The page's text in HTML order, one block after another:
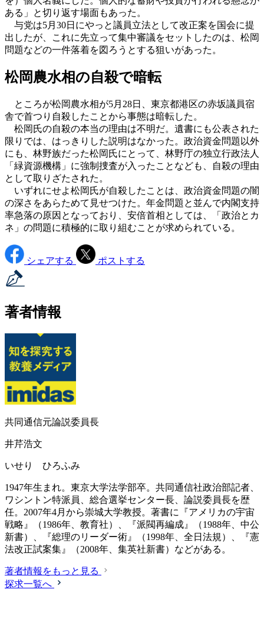
ある」と切り返す場面もあった。
与党は5月30日にやっと議員立法として改正案を国会に提
出したが、これに先立って集中審議をセットしたのは、松岡
問題などの一件落着を図ろうとする狙いがあった。
松岡農水相の自殺で暗転
ところが松岡農水相が5月28日、東京都港区の赤坂議員宿
舎で首つり自殺したことから事態は暗転した。
松岡氏の自殺の本当の理由は不明だ。遺書にも公表された
限りでは、はっきりした説明はなかった。政治資金問題以外
にも、林野族だった松岡氏にとって、林野庁の独立行政法人
「緑資源機構」に強制捜査が入ったことなども、自殺の理由
として取りざたされた。
いずれにせよ松岡氏が自殺したことは、政治資金問題の闇
の深さをあらためて見せつけた。年金問題と並んで内閣支持
率急落の原因となっており、安倍首相としては、「政治とカ
ネ」の問題に積極的に取り組むことが求められている。
シェアする ポストする
著者情報
共同通信元論説委員長
井芹浩文
いせり ひろふみ
1947年生まれ。東京大学法学部卒。共同通信社政治部記者、
ワシントン特派員、総合選挙センター長、論説委員長を歴
任。2007年4月から崇城大学教授。著書に『アメリカの宇宙
戦略』（1986年、教育社）、『派閥再編成』（1988年、中公
新書）、『総理のリーダー術』（1998年、全日法規）、『憲
法改正試案集』（2008年、集英社新書）などがある。
著者情報をもっと見る
探求一覧へ